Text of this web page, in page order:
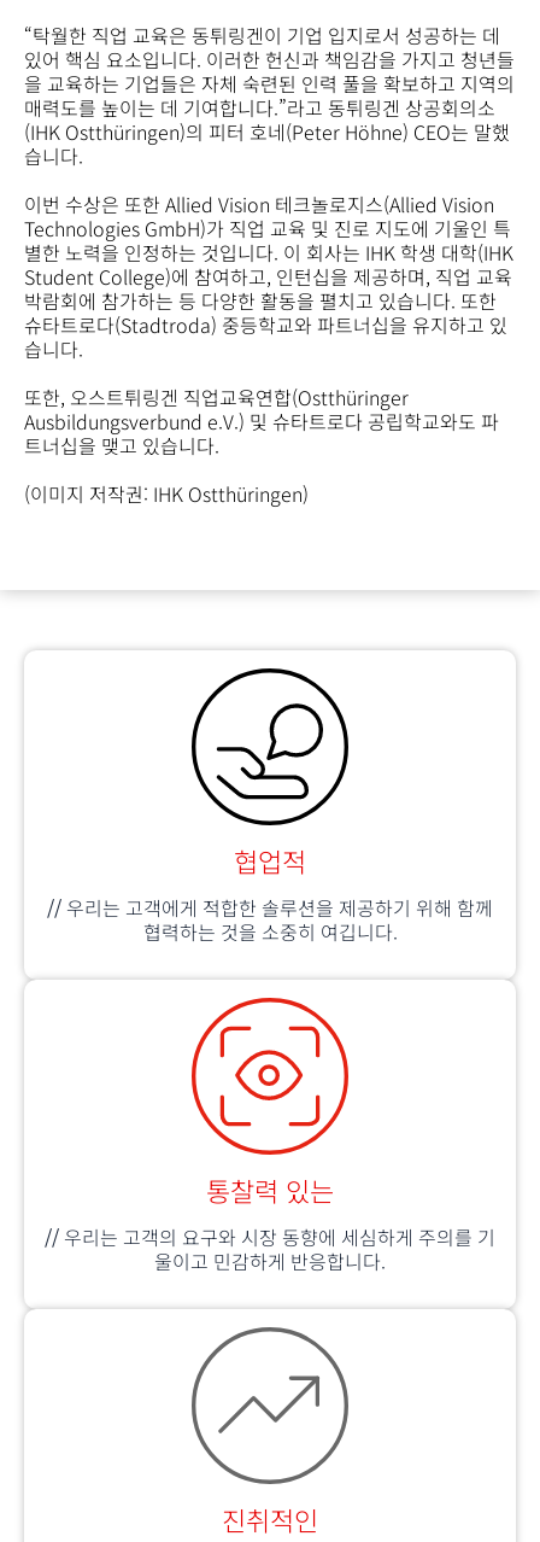
“탁월한 직업 교육은 동튀링겐이 기업 입지로서 성공하는 데
있어 핵심 요소입니다. 이러한 헌신과 책임감을 가지고 청년들
을 교육하는 기업들은 자체 숙련된 인력 풀을 확보하고 지역의
매력도를 높이는 데 기여합니다.”라고 동튀링겐 상공회의소
(IHK Ostthüringen)의 피터 호네(Peter Höhne) CEO는 말했
습니다.
이번 수상은 또한 Allied Vision 테크놀로지스(Allied Vision
Technologies GmbH)가 직업 교육 및 진로 지도에 기울인 특
별한 노력을 인정하는 것입니다. 이 회사는 IHK 학생 대학(IHK
Student College)에 참여하고, 인턴십을 제공하며, 직업 교육
박람회에 참가하는 등 다양한 활동을 펼치고 있습니다. 또한
슈타트로다(Stadtroda) 중등학교와 파트너십을 유지하고 있
습니다.
또한, 오스트튀링겐 직업교육연합(Ostthüringer
Ausbildungsverbund e.V.) 및 슈타트로다 공립학교와도 파
트너십을 맺고 있습니다.
(이미지 저작권: IHK Ostthüringen)
협업적
// 우리는 고객에게 적합한 솔루션을 제공하기 위해 함께
협력하는 것을 소중히 여깁니다.
통찰력 있는
// 우리는 고객의 요구와 시장 동향에 세심하게 주의를 기
울이고 민감하게 반응합니다.
진취적인